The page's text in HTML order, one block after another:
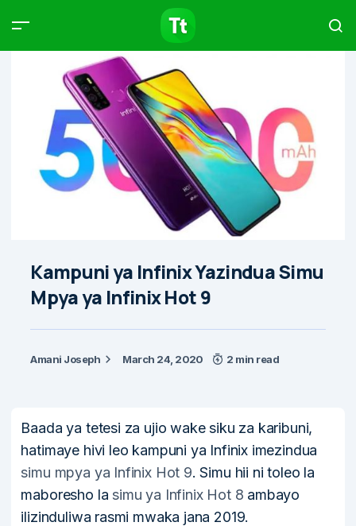
Kampuni ya Infinix Yazindua Simu
Mpya ya Infinix Hot 9
Amani Joseph March 24, 2020 2 min read
Baada ya tetesi za ujio wake siku za karibuni,
hatimaye hivi leo kampuni ya Infinix imezindua
simu mpya ya Infinix Hot 9. Simu hii ni toleo la
maboresho lasimu ya Infinix Hot 8 ambayo
ilizinduliwa rasmi mwaka jana 2019.
Products Articles
Type to start searching…